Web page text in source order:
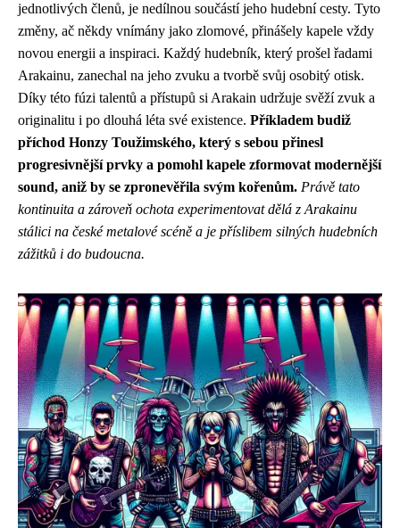
jednotlivých členů, je nedílnou součástí jeho hudební cesty. Tyto
změny, ač někdy vnímány jako zlomové, přinášely kapele vždy
novou energii a inspiraci. Každý hudebník, který prošel řadami
Arakainu, zanechal na jeho zvuku a tvorbě svůj osobitý otisk.
Díky této fúzi talentů a přístupů si Arakain udržuje svěží zvuk a
originalitu i po dlouhá léta své existence. Příkladem budiž
příchod Honzy Toužimského, který s sebou přinesl
progresivnější prvky a pomohl kapele zformovat modernější
sound, aniž by se zpronevěřila svým kořenům. Právě tato
kontinuita a zároveň ochota experimentovat dělá z Arakainu
stálici na české metalové scéně a je příslibem silných hudebních
zážitků i do budoucna.